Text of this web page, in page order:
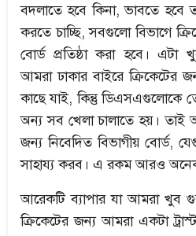
বদলাতে হবে কিনা, ভাবতে হবে
করতে চাচ্ছি, সবগুলো বিভাগে
বোর্ড প্রতিষ্ঠা করা হবে।
আমরা ঢাকার বাইরে ক্রিকেটের
কাছে যাই, কিন্তু ডিএসএগুলোকে
অন্য সব খেলা চালাতে হয়। তাই
জন্য নিবেদিত বিভাগীয় বোর্ড,
সাহায্য করব। এ রকম আরও
আরেকটি ব্যাপার যা আমরা খুব
ক্রিকেটের জন্য আমরা একটা